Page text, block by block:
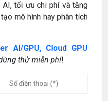
AI, tối ưu chi phí và tăng
mô hình hay phân tích
AI/GPU, Cloud GPU
thử miễn phí!